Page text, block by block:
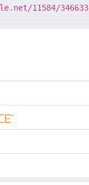
11584/346633